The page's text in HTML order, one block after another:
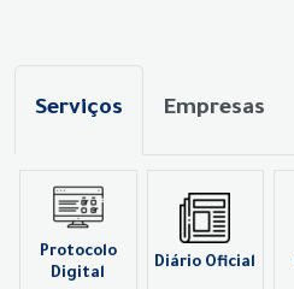
Serviços Empresas
Protocolo
Digital
Diário Oficial